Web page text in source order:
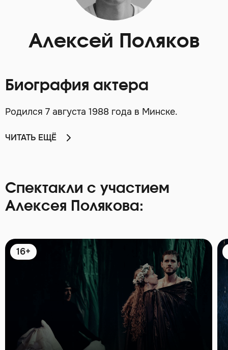
Алексей Поляков
Биография актера
Родился 7 августа 1988 года в Минске.
ЧИТАТЬ ЕЩЁ
Спектакли с участием
Алексея Полякова:
16+